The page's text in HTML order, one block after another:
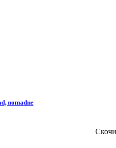
nomadne